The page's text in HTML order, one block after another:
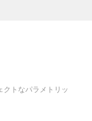
クトなパラメトリッ